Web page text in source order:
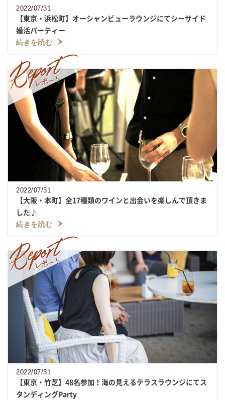
2022/07/31
【東京・浜松町】オーシャンビューラウンジにてシーサイド
婚活パーティー
続きを読む
2022/07/31
【大阪・本町】全17種類のワインと出会いを楽しんで頂きま
した♪
続きを読む
2022/07/31
【東京・竹芝】48名参加！海の見えるテラスラウンジにてス
タンディングParty